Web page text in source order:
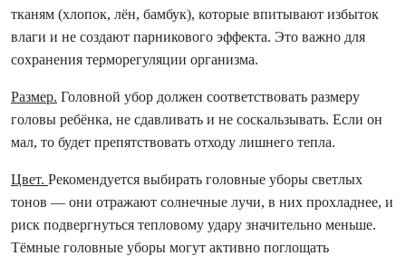
тканям (хлопок, лён, бамбук), которые впитывают избыток
влаги и не создают парникового эффекта. Это важно для
сохранения терморегуляции организма.
Размер. Головной убор должен соответствовать размеру
головы ребёнка, не сдавливать и не соскальзывать. Если он
мал, то будет препятствовать отходу лишнего тепла.
Цвет. Рекомендуется выбирать головные уборы светлых
тонов — они отражают солнечные лучи, в них прохладнее, и
риск подвергнуться тепловому удару значительно меньше.
Тёмные головные уборы могут активно поглощать